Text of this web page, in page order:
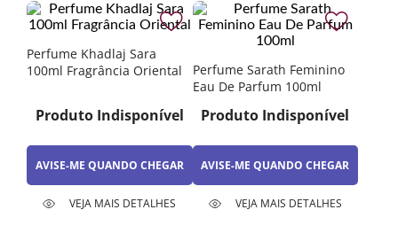
Perfume Khadlaj Sara
100ml Fragrância Oriental
Produto Indisponível
AVISE-ME QUANDO CHEGAR
VEJA MAIS DETALHES
Perfume Sarath Feminino
Eau De Parfum 100ml
Produto Indisponível
AVISE-ME QUANDO CHEGAR
VEJA MAIS DETALHES